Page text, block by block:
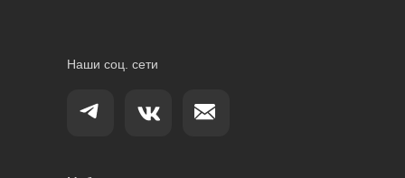
Наши соц. сети